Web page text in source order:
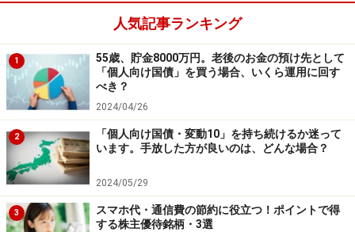
人気記事ランキング
1
55歳、貯金8000万円。老後のお金の預け先として
「個人向け国債」を買う場合、いくら運用に回す
べき？
2024/04/26
2
「個人向け国債・変動10」を持ち続けるか迷って
います。手放した方が良いのは、どんな場合？
2024/05/29
3
スマホ代・通信費の節約に役立つ！ポイントで得
する株主優待銘柄・3選